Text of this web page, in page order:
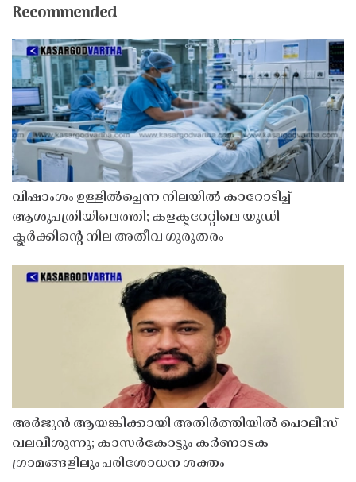
Recommended
വിഷാംശം ഉള്ളിൽച്ചെന്ന നിലയിൽ കാറോടിച്ച്
ആശുപത്രിയിലെത്തി; കളക്ടറേറ്റിലെ യുഡി
ക്ലർക്കിൻ്റെ നില അതീവ ഗുരുതരം
അർജുൻ ആയങ്കിക്കായി അതിർത്തിയിൽ പൊലീസ്
വലവീശുന്നു; കാസർകോട്ടും കർണാടക
ഗ്രാമങ്ങളിലും പരിശോധന ശക്തം